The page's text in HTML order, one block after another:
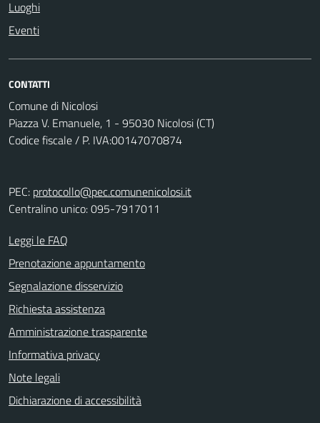
Luoghi
Eventi
CONTATTI
Comune di Nicolosi
Piazza V. Emanuele, 1 - 95030 Nicolosi (CT)
Codice fiscale / P. IVA:00147070874
PEC: protocollo@pec.comunenicolosi.it
Centralino unico: 095-7917011
Leggi le FAQ
Prenotazione appuntamento
Segnalazione disservizio
Richiesta assistenza
Amministrazione trasparente
Informativa privacy
Note legali
Dichiarazione di accessibilità